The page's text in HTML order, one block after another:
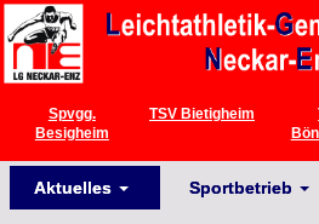
Spvgg.
Besigheim
TSV Bietigheim
Aktuelles Sportbetrieb